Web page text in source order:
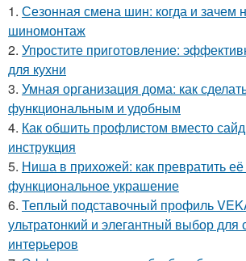
1. Сезонная смена шин: когда и зачем
шиномонтаж
2. Упростите приготовление:
для кухни
3. Умная организация дома: как
функциональным и удобным
4. Как обшить профлистом вместо
инструкция
5. Ниша в прихожей: как превратить её
функциональное украшение
6. Теплый подставочный профиль
ультратонкий и элегантный выбор
интерьеров